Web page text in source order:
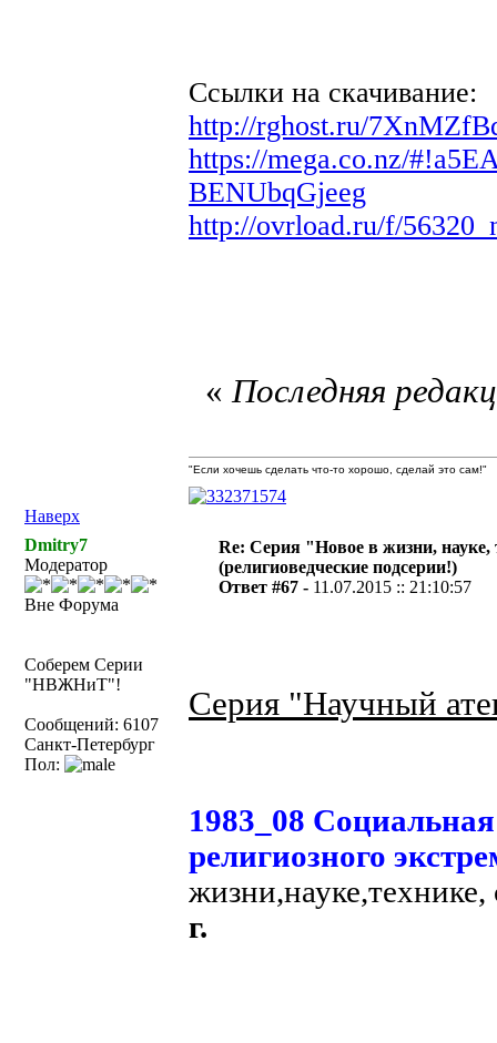
Ссылки на скачивание:
http://rghost.ru/
https://mega.co.nz/
BENUbqGjeeg
http://ovrload.ru/f/
Наверх
«Последняя
"Если хочешь сделать что-то хорошо, сделай это сам!"
Dmitry7
Модератор
Вне Форума
Соберем Серии
"НВЖНиТ"!
Сообщений: 6107
Санкт-Петербург
Пол:
Re: Серия "Новое в жизни, науке,
(религиоведческие подсерии!)
Ответ #67 - 11.07.2015 :: 21:10:57
Серия "Научный
1983_08
религиозного
г.